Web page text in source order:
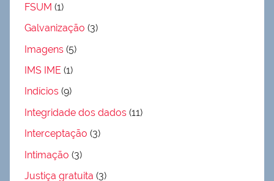
FSUM (1)
Galvanização (3)
Imagens (5)
IMS IME (1)
Indícios (9)
Integridade dos dados (11)
Interceptação (3)
Intimação (3)
Justiça gratuita (3)